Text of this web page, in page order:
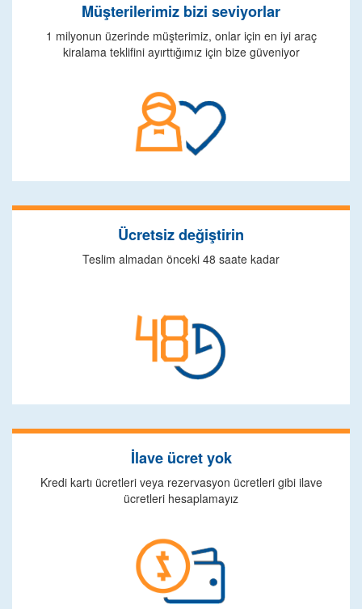
Müşterilerimiz bizi seviyorlar
1 milyonun üzerinde müşterimiz, onlar için en iyi araç
kiralama teklifini ayırttığımız için bize güveniyor
Ücretsiz değiştirin
Teslim almadan önceki 48 saate kadar
İlave ücret yok
Kredi kartı ücretleri veya rezervasyon ücretleri gibi ilave
ücretleri hesaplamayız